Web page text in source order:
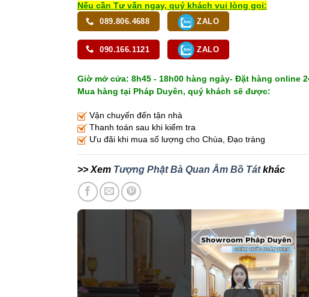
Nếu cần Tư vấn ngay, quý khách vui lòng gọi:
089.806.4688 ZALO
090.166.1121 ZALO
Giờ mở cửa: 8h45 - 18h00 hàng ngày- Đặt hàng online
Mua hàng tại Pháp Duyên, quý khách sẽ được:
Vận chuyển đến tận nhà
Thanh toán sau khi kiểm tra
Ưu đãi khi mua số lượng cho Chùa, Đạo tràng
>> Xem Tượng Phật Bà Quan Âm Bồ Tátkhác